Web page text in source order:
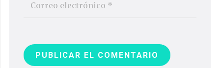
PUBLICAR EL COMENTARIO